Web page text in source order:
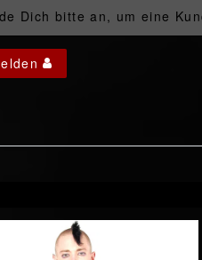
Dich bitte an, um eine